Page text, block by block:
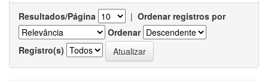
Resultados/Página | Ordenar registros por
Ordenar
Registro(s)